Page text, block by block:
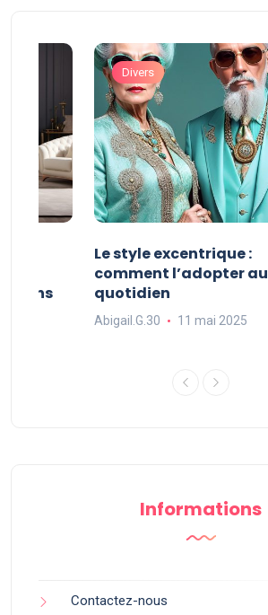
dans
Divers
Le style excentrique :
comment l’adopter au
quotidien
Abigail.G.30 11 mai 2025
Informations
Contactez-nous